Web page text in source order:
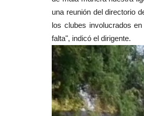
una reunión del directorio
los clubes involucrados
falta", indicó el dirigente.